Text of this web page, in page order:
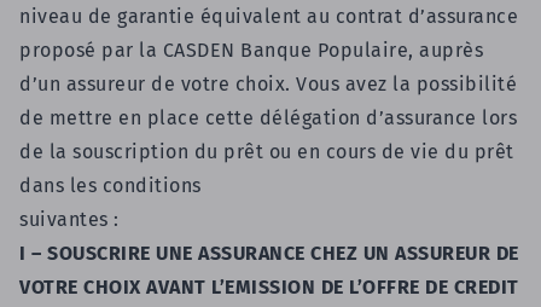
niveau de garantie équivalent au contrat d’assurance
proposé par la CASDEN Banque Populaire, auprès
d’un assureur de votre choix. Vous avez la possibilité
de mettre en place cette délégation d’assurance lors
de la souscription du prêt ou en cours de vie du prêt
dans les conditions
suivantes :
I – SOUSCRIRE UNE ASSURANCE CHEZ UN ASSUREUR DE
VOTRE CHOIX AVANT L’EMISSION DE L’OFFRE DE CREDIT